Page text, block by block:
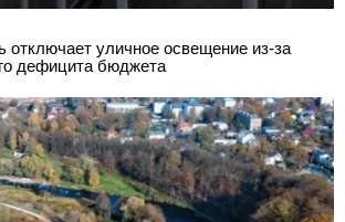
отключает уличное освещение из-за
дефицита бюджета